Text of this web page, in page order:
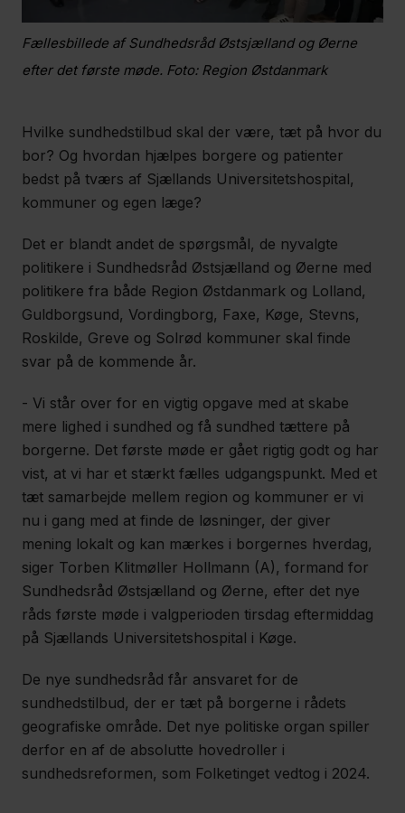
Fællesbillede af Sundhedsråd Østsjælland og Øerne
efter det første møde. Foto: Region Østdanmark
Hvilke sundhedstilbud skal der være, tæt på hvor du
bor? Og hvordan hjælpes borgere og patienter
bedst på tværs af Sjællands Universitetshospital,
kommuner og egen læge?
Det er blandt andet de spørgsmål, de nyvalgte
politikere i Sundhedsråd Østsjælland og Øerne med
politikere fra både Region Østdanmark og Lolland,
Guldborgsund, Vordingborg, Faxe, Køge, Stevns,
Roskilde, Greve og Solrød kommuner skal finde
svar på de kommende år.
- Vi står over for en vigtig opgave med at skabe
mere lighed i sundhed og få sundhed tættere på
borgerne. Det første møde er gået rigtig godt og har
vist, at vi har et stærkt fælles udgangspunkt. Med et
tæt samarbejde mellem region og kommuner er vi
nu i gang med at finde de løsninger, der giver
mening lokalt og kan mærkes i borgernes hverdag,
siger Torben Klitmøller Hollmann (A), formand for
Sundhedsråd Østsjælland og Øerne, efter det nye
råds første møde i valgperioden tirsdag eftermiddag
på Sjællands Universitetshospital i Køge.
De nye sundhedsråd får ansvaret for de
sundhedstilbud, der er tæt på borgerne i rådets
geografiske område. Det nye politiske organ spiller
derfor en af de absolutte hovedroller i
sundhedsreformen, som Folketinget vedtog i 2024.